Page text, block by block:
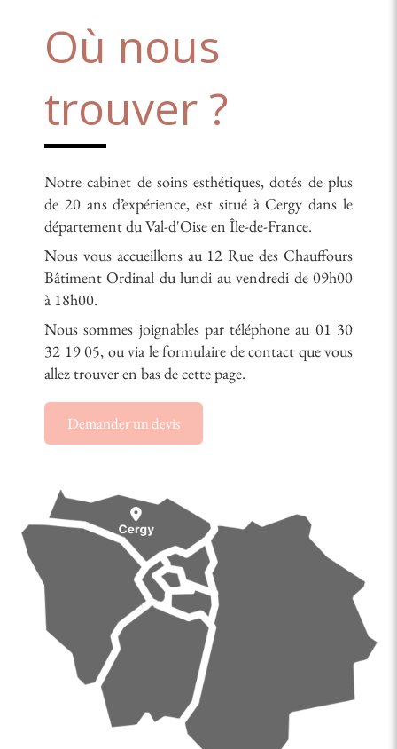
Où nous
trouver ?
Notre cabinet de soins esthétiques, dotés de plus
de 20 ans d’expérience, est situé à Cergy dans le
département du Val-d'Oise en Île-de-France.
Nous vous accueillons au 12 Rue des Chauffours
Bâtiment Ordinal du lundi au vendredi de 09h00
à 18h00.
Nous sommes joignables par téléphone au 01 30
32 19 05, ou via le formulaire de contact que vous
allez trouver en bas de cette page.
Demander un devis